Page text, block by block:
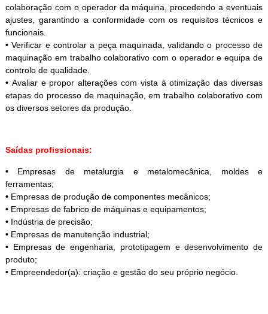
colaboração com o operador da máquina, procedendo a eventuais
ajustes, garantindo a conformidade com os requisitos técnicos e
funcionais.
•Verificar e controlar a peça maquinada, validando o processo de
maquinação em trabalho colaborativo com o operador e equipa de
controlo de qualidade.
• Avaliar e propor alterações com vista à otimização das diversas
etapas do processo de maquinação, em trabalho colaborativo com
os diversos setores da produção.
Saídas profissionais:
•Empresas de metalurgia e metalomecânica, moldes e
ferramentas;
•Empresas de produção de componentes mecânicos;
•Empresas de fabrico de máquinas e equipamentos;
•Indústria de precisão;
•Empresas de manutenção industrial;
•Empresas de engenharia, prototipagem e desenvolvimento de
produto;
•Empreendedor(a): criação e gestão do seu próprio negócio.